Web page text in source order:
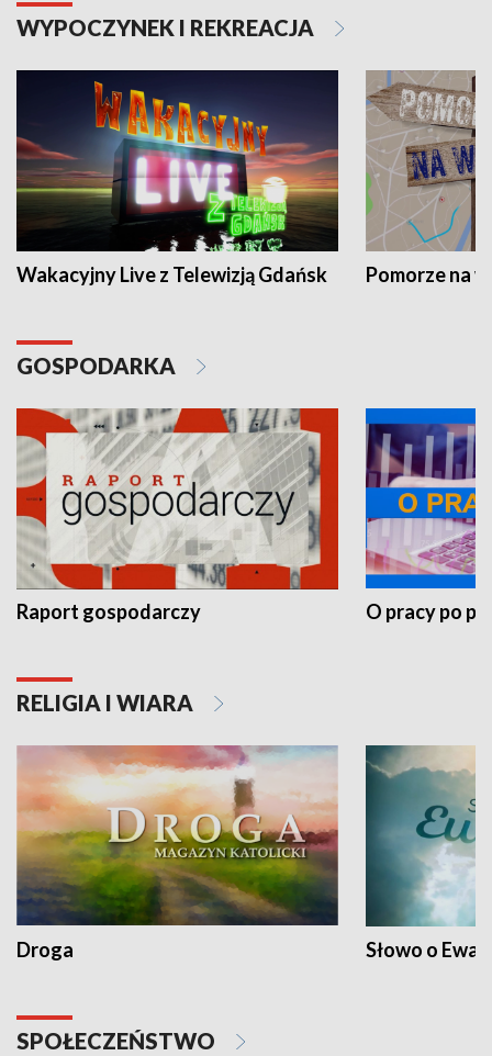
WYPOCZYNEK I REKREACJA
Wakacyjny Live z Telewizją Gdańsk Pomorze na
GOSPODARKA
Raport gospodarczy O pracy po
RELIGIA I WIARA
Droga Słowo o
SPOŁECZEŃSTWO